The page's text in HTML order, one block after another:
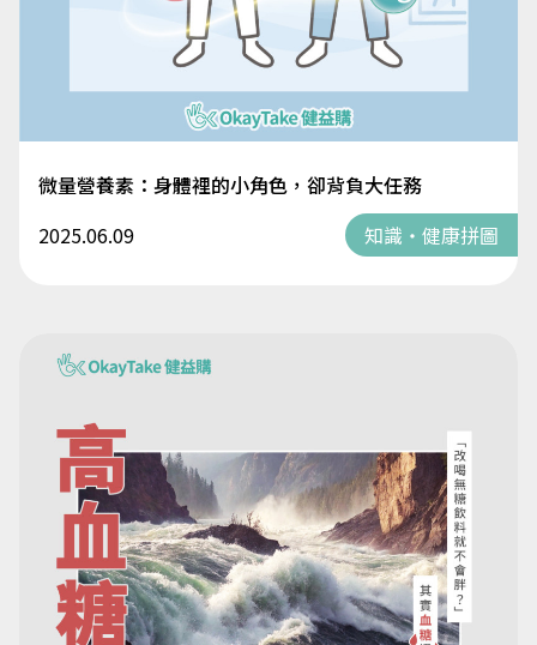
微量營養素：身體裡的小角色，卻背負大任務
2025.06.09
知識・健康拼圖